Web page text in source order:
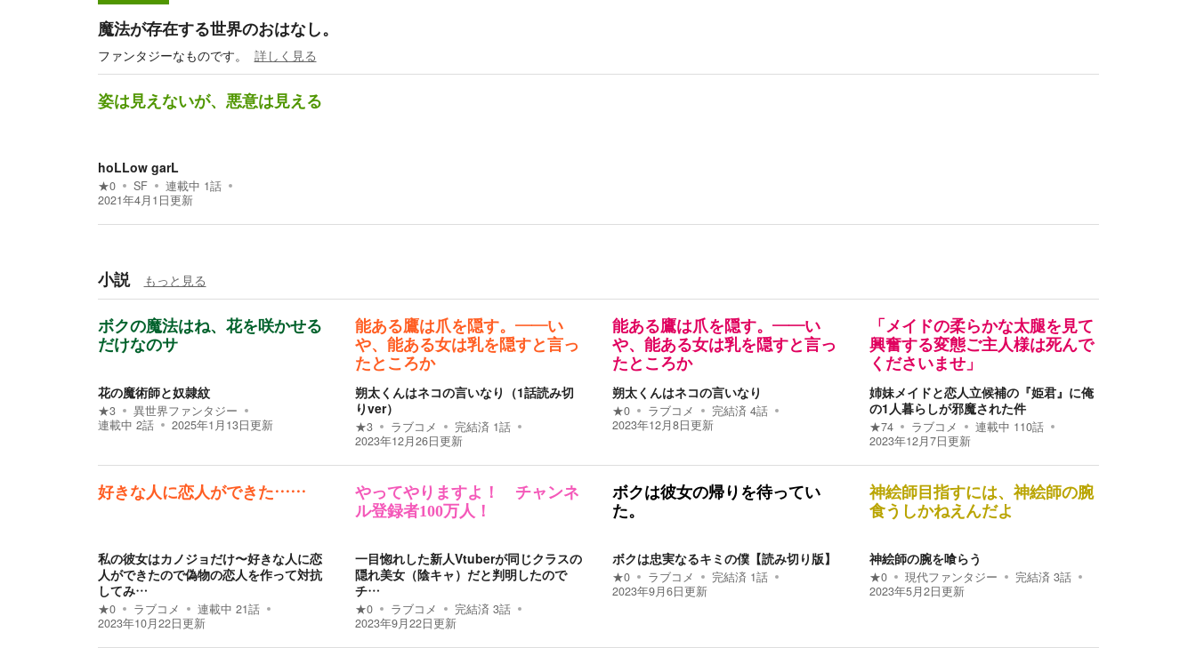
魔法が存在する世界のおはなし。
ファンタジーなものです。 詳しく見る
姿は見えないが、悪意は見える
hoLLow garL
★0 SF 連載中 1話
2021年4月1日更新
小説 もっと見る
ボクの魔法はね、花を咲かせる
だけなのサ
花の魔術師と奴隷紋
★3
異世界ファンタジー
連載中 2話 2025年1月13日更新
能ある鷹は爪を隠す。——い
や、能ある女は乳を隠すと言っ
たところか
朔太くんはネコの言いなり（1話読み切
りver）
★3 ラブコメ 完結済 1話
2023年12月26日更新
能ある鷹は爪を隠す。——い
や、能ある女は乳を隠すと言っ
たところか
朔太くんはネコの言いなり
★0 ラブコメ 完結済 4話
2023年12月8日更新
「メイドの柔らかな太腿を見て
興奮する変態ご主人様は死んで
くださいませ」
姉妹メイドと恋人立候補の『姫君』に俺
の1人暮らしが邪魔された件
★74 ラブコメ 連載中 110話
2023年12月7日更新
好きな人に恋人ができた……
私の彼女はカノジョだけ〜好きな人に恋
人ができたので偽物の恋人を作って対抗
してみ…
★0 ラブコメ 連載中 21話
2023年10月22日更新
やってやりますよ！ チャンネ
ル登録者100万人！
一目惚れした新人Vtuberが同じクラスの
隠れ美女（陰キャ）だと判明したので
チ…
★0 ラブコメ 完結済 3話
2023年9月22日更新
ボクは彼女の帰りを待ってい
た。
ボクは忠実なるキミの僕【読み切り版】
★0 ラブコメ 完結済 1話
2023年9月6日更新
神絵師目指すには、神絵師の腕
食うしかねえんだよ
神絵師の腕を喰らう
★0 現代ファンタジー 完結済 3話
2023年5月2日更新